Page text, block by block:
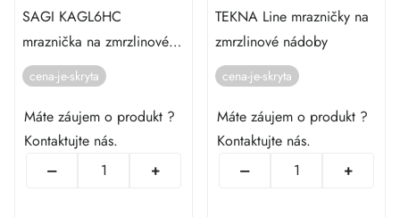
SAGI KAGL6HC
mraznička na zmrzlinové
nádoby
cena-je-skryta
Máte záujem o produkt ?
Kontaktujte nás.
TEKNA Line mrazničky na
zmrzlinové nádoby
cena-je-skryta
Máte záujem o produkt ?
Kontaktujte nás.